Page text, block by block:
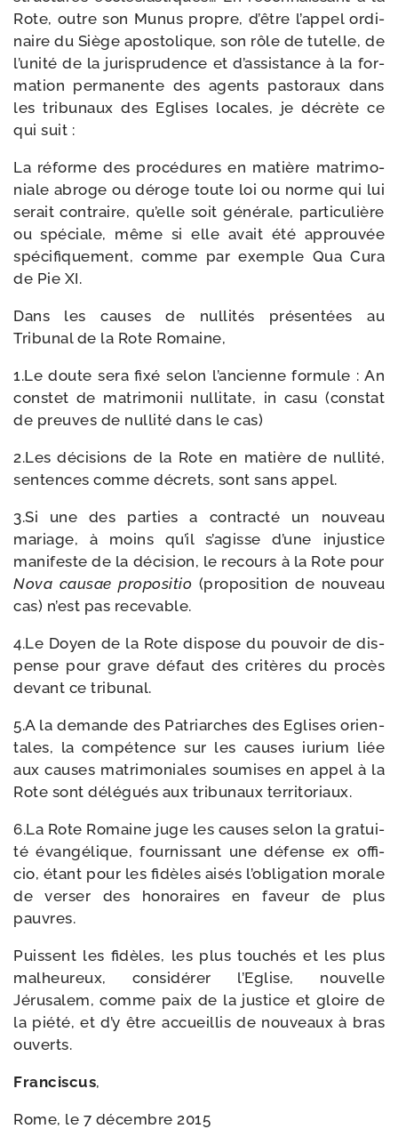
Rote, outre son Munus propre, d’être l’appel ordi­
naire du Siège apos­to­lique, son rôle de tutelle, de
l’unité de la juris­pru­dence et d’assistance à la for­
ma­tion per­ma­nente des agents pas­to­raux dans
les tri­bu­naux des Eglises locales, je décrète ce
qui suit :
La réforme des pro­cé­dures en matière matri­mo­
niale abroge ou déroge toute loi ou norme qui lui
serait contraire, qu’elle soit géné­rale, par­ti­cu­lière
ou spé­ciale, même si elle avait été approu­vée
spé­ci­fi­que­ment, comme par exemple Qua Cura
de Pie XI.
Dans les causes de nul­li­tés pré­sen­tées au
Tribunal de la Rote Romaine,
1.Le doute sera fixé selon l’ancienne for­mule : An
constet de matri­mo­nii nul­li­tate, in casu (constat
de preuves de nul­li­té dans le cas)
2.Les déci­sions de la Rote en matière de nul­li­té,
sen­tences comme décrets, sont sans appel.
3.Si une des par­ties a contrac­té un nou­veau
mariage, à moins qu’il s’agisse d’une injus­tice
mani­feste de la déci­sion, le recours à la Rote pour
Nova cau­sae pro­po­si­tio (pro­po­si­tion de nou­veau
cas) n’est pas recevable.
4.Le Doyen de la Rote dis­pose du pou­voir de dis­
pense pour grave défaut des cri­tères du pro­cès
devant ce tribunal.
5.A la demande des Patriarches des Eglises orien­
tales, la com­pé­tence sur les causes iurium liée
aux causes matri­mo­niales sou­mises en appel à la
Rote sont délé­gués aux tri­bu­naux territoriaux.
6.La Rote Romaine juge les causes selon la gra­tui­
té évan­gé­lique, four­nis­sant une défense ex offi­
cio, étant pour les fidèles aisés l’obligation morale
de ver­ser des hono­raires en faveur de plus
pauvres.
Puissent les fidèles, les plus tou­chés et les plus
mal­heu­reux, consi­dé­rer l’Eglise, nou­velle
Jérusalem, comme paix de la jus­tice et gloire de
la pié­té, et d’y être accueillis de nou­veaux à bras
ouverts.
Franciscus,
Rome, le 7 décembre 2015